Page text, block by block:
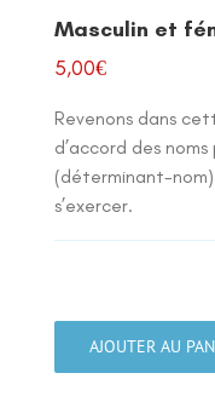
Masculin et
5,00€
Revenons dans
d’accord des
(déterminant-
s’exercer.
AJOUTER AU